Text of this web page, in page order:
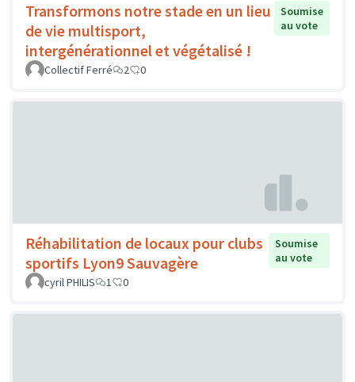
Transformons notre stade en un lieu
de vie multisport,
intergénérationnel et végétalisé !
Soumise
au vote
Collectif Ferré 2 0
Réhabilitation de locaux pour clubs
sportifs Lyon9 Sauvagère
Soumise
au vote
cyril PHILIS
1 0